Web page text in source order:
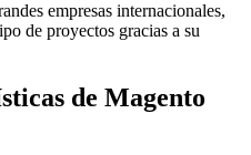
empresas internacionales,
de proyectos gracias a su
de Magento